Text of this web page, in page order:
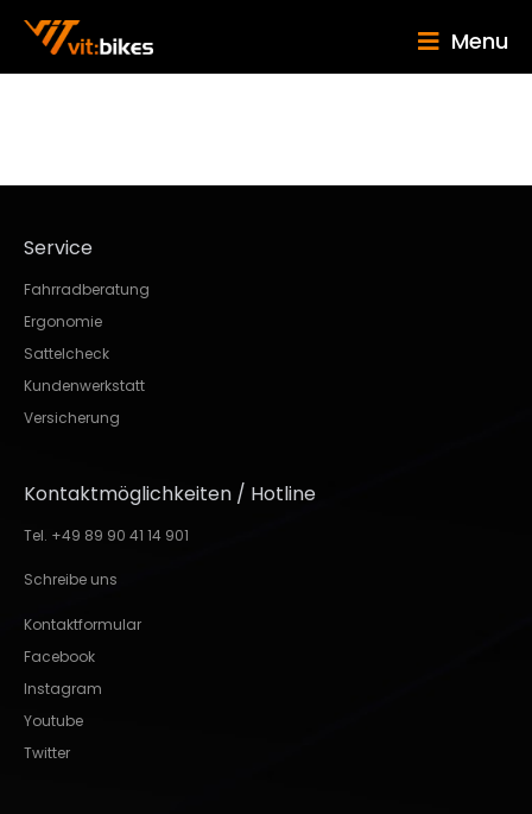
Menu
Service
Fahrradberatung
Ergonomie
Sattelcheck
Kundenwerkstatt
Versicherung
Kontaktmöglichkeiten / Hotline
Tel. +49 89 90 41 14 901
Schreibe uns
Kontaktformular
Facebook
Instagram
Youtube
Twitter